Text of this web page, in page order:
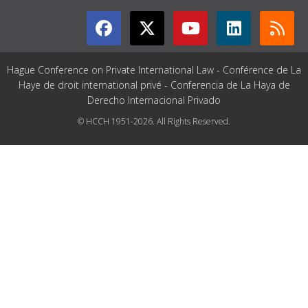
Hague Conference on Private International Law - Conférence de La
Haye de droit international privé - Conferencia de La Haya de
Derecho Internacional Privado
© HCCH 1951-2026. All Rights Reserved.